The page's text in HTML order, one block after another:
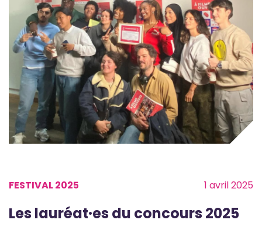
FESTIVAL 2025 1 avril 2025
Les lauréat·es du concours 2025